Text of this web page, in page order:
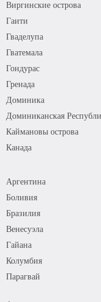
Виргинские острова
Гаити
Гваделупа
Гватемала
Гондурас
Гренада
Доминика
Доминиканская
Каймановы острова
Канада
Аргентина
Боливия
Бразилия
Венесуэла
Гайана
Колумбия
Парагвай